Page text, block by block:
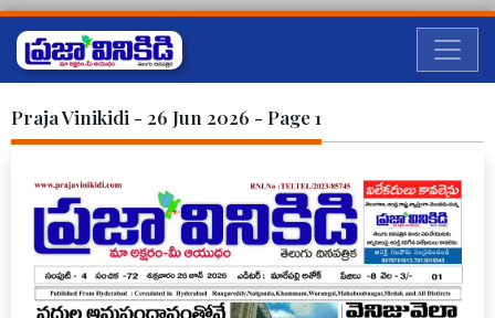
Praja Vinikidi - 26 Jun 2026 - Page 1